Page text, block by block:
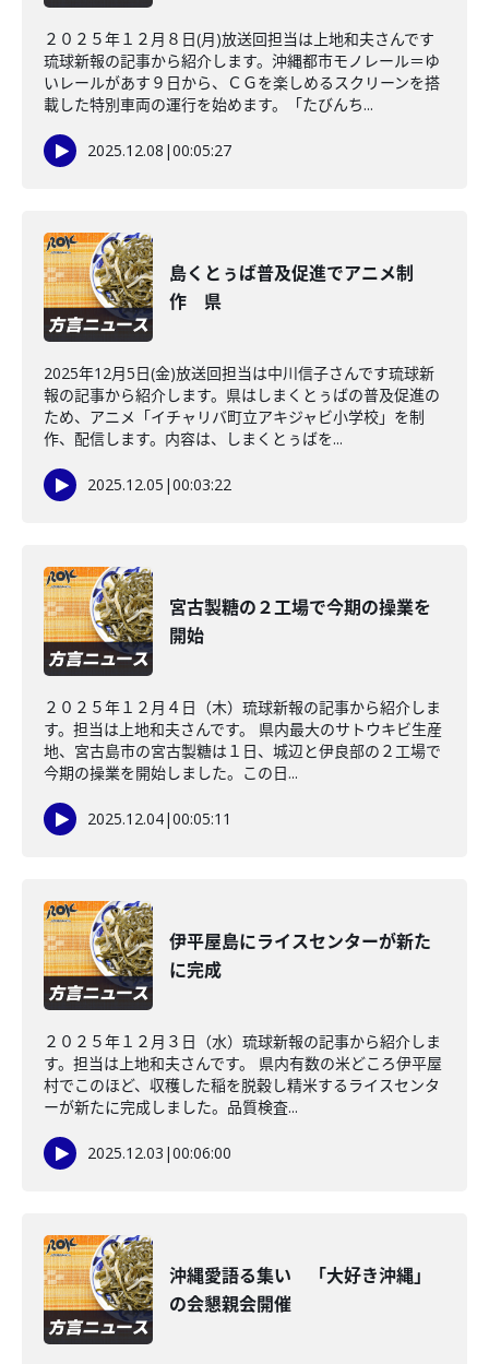
２０２５年１２月８日(月)放送回担当は上地和夫さんです
琉球新報の記事から紹介します。沖縄都市モノレール＝ゆ
いレールがあす９日から、ＣＧを楽しめるスクリーンを搭
載した特別車両の運行を始めます。「たびんち...
2025.12.08 |00:05:27
島くとぅば普及促進でアニメ制
作 県
2025年12月5日(金)放送回担当は中川信子さんです琉球新
報の記事から紹介します。県はしまくとぅばの普及促進の
ため、アニメ「イチャリバ町立アキジャビ小学校」を制
作、配信します。内容は、しまくとぅばを...
2025.12.05 |00:03:22
宮古製糖の２工場で今期の操業を
開始
２０２５年１２月４日（木）琉球新報の記事から紹介しま
す。担当は上地和夫さんです。 県内最大のサトウキビ生産
地、宮古島市の宮古製糖は１日、城辺と伊良部の２工場で
今期の操業を開始しました。この日...
2025.12.04|00:05:11
伊平屋島にライスセンターが新た
に完成
２０２５年１２月３日（水）琉球新報の記事から紹介しま
す。担当は上地和夫さんです。 県内有数の米どころ伊平屋
村でこのほど、収穫した稲を脱穀し精米するライスセンタ
ーが新たに完成しました。品質検査...
2025.12.03 |00:06:00
沖縄愛語る集い 「大好き沖縄」
の会懇親会開催